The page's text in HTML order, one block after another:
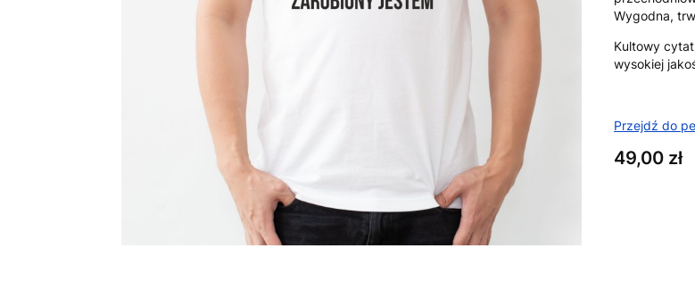
Wygodna,
Kultowy cytat
wysokiej
Przejdź do
Cena
49,00 zł